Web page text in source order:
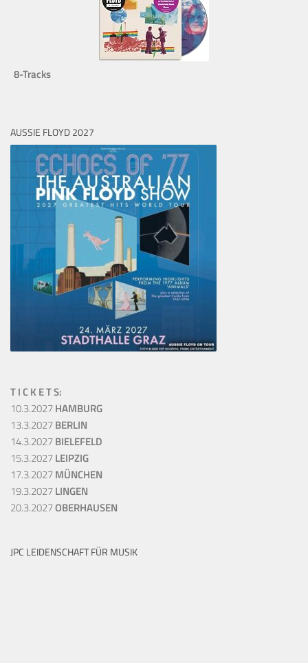
8-Tracks
AUSSIE FLOYD 2027
T I C K E T S:
10.3.2027HAMBURG
13.3.2027BERLIN
14.3.2027BIELEFELD
15.3.2027LEIPZIG
17.3.2027MÜNCHEN
19.3.2027LINGEN
20.3.2027OBERHAUSEN
JPC LEIDENSCHAFT FÜR MUSIK